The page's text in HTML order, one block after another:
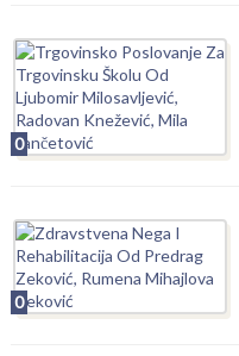
0
0